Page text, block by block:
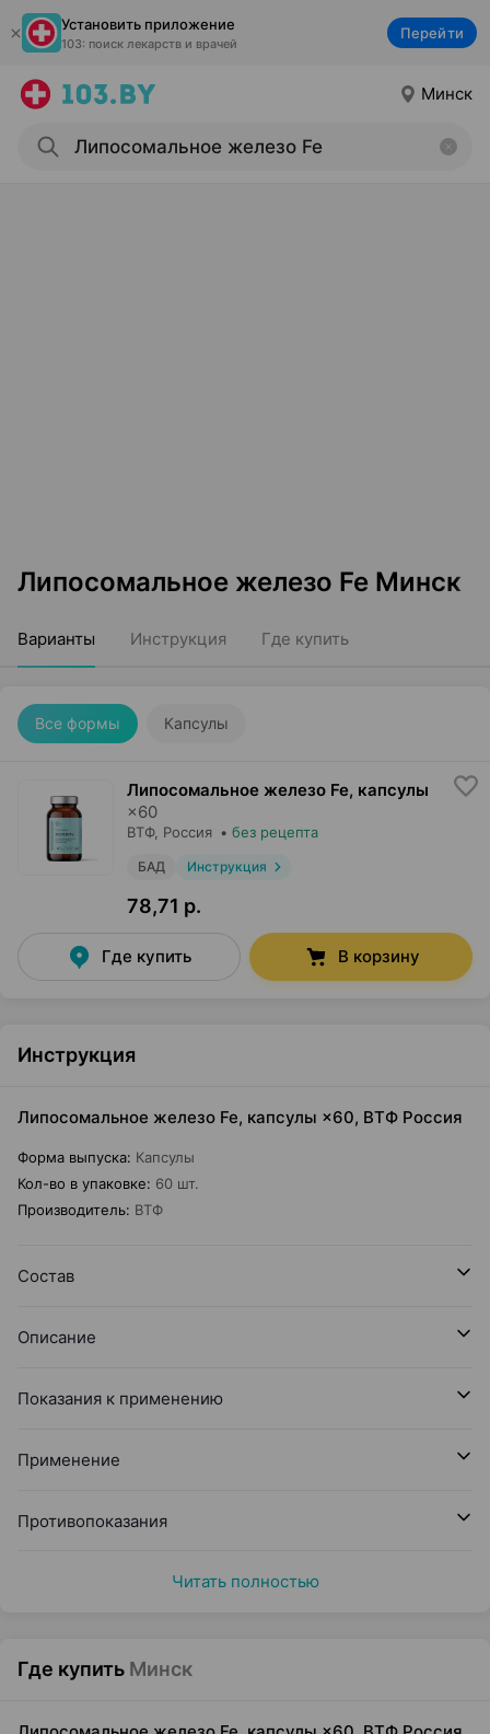
Установить приложение
103: поиск лекарств и врачей
Перейти
Минск
Липосомальное железо Fe Минск
Варианты Инструкция Где купить
Все формы Капсулы
Липосомальное железо Fe, капсулы
×60
ВТФ, Россия • без рецепта
БАД Инструкция
78,71 р.
Где купить В корзину
Инструкция
Липосомальное железо Fe, капсулы ×60, ВТФ Россия
Форма выпуска: Капсулы
Кол-во в упаковке: 60 шт.
Производитель: ВТФ
Состав
Описание
Показания к применению
Применение
Противопоказания
Читать полностью
Где купить Минск